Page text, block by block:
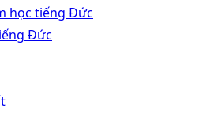
học tiếng Đức
Đức